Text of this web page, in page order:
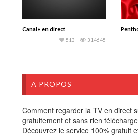
Canal+ en direct
314645
513
A PROPOS
Comment regarder la TV en direct
gratuitement et sans rien
Découvrez le service 100% gratuit